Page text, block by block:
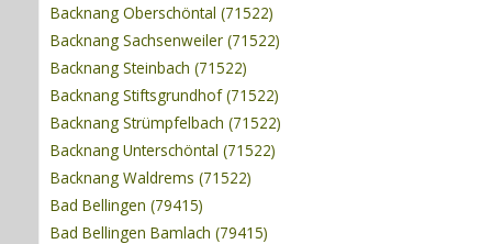
Backnang Oberschöntal (71522)
Backnang Sachsenweiler (71522)
Backnang Steinbach (71522)
Backnang Stiftsgrundhof (71522)
Backnang Strümpfelbach (71522)
Backnang Unterschöntal (71522)
Backnang Waldrems (71522)
Bad Bellingen (79415)
Bad Bellingen Bamlach (79415)